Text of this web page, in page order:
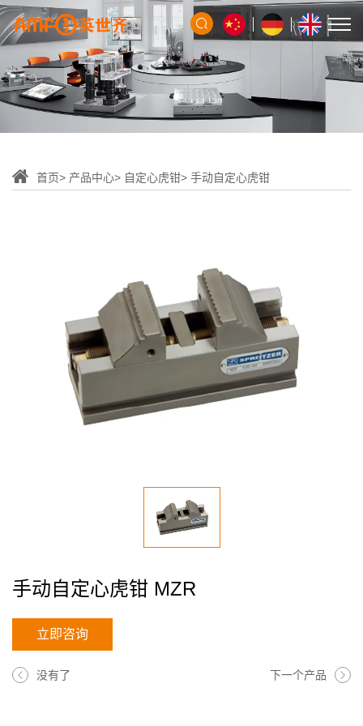
首页 产品中心 自定心虎钳 手动自定心虎钳
手动自定心虎钳 MZR
立即咨询
没有了 下一个产品